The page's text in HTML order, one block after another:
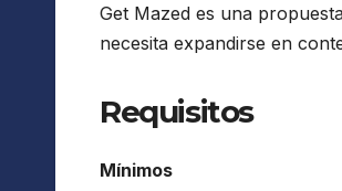
Get Mazed es una
necesita expandirse en
Requisitos
Mínimos